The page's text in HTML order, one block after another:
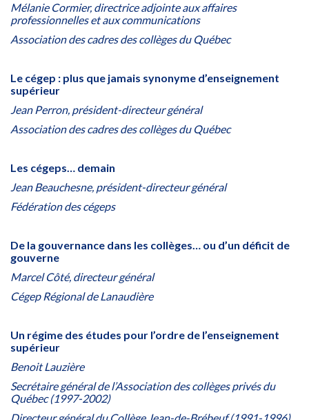
Mélanie Cormier, directrice adjointe aux affaires
professionnelles et aux communications
Association des cadres des collèges du Québec
Le cégep : plus que jamais synonyme d’enseignement
supérieur
Jean Perron, président-directeur général
Association des cadres des collèges du Québec
Les cégeps… demain
Jean Beauchesne, président-directeur général
Fédération des cégeps
De la gouvernance dans les collèges… ou d’un déficit de
gouverne
Marcel Côté, directeur général
Cégep Régional de Lanaudière
Un régime des études pour l’ordre de l’enseignement
supérieur
Benoit Lauzière
Secrétaire général de l’Association des collèges privés du
Québec (1997-2002)